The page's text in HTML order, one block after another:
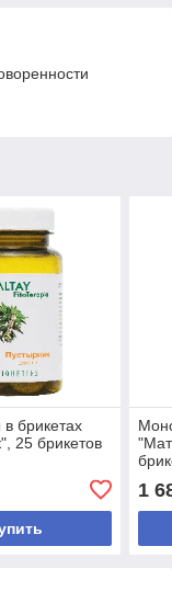
брикетах
25 брикетов
1